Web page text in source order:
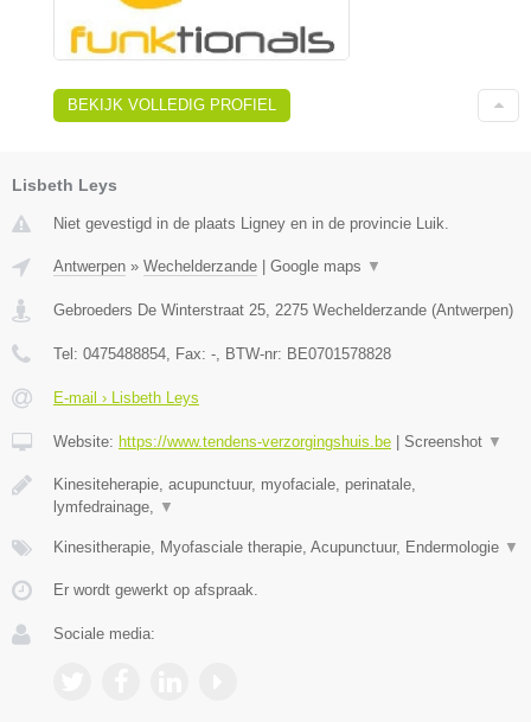
BEKIJK VOLLEDIG PROFIEL
Lisbeth Leys
Niet gevestigd in de plaats Ligney en in de provincie Luik.
Antwerpen » Wechelderzande Google maps ▼
Gebroeders De Winterstraat 25, 2275 Wechelderzande (Antwerpen)
Tel: 0475488854, Fax: -, BTW-nr: BE0701578828
E-mail › Lisbeth Leys
Website: https://www.tendens-verzorgingshuis.be Screenshot ▼
Kinesiteherapie, acupunctuur, myofaciale, perinatale,
lymfedrainage, ▼
Kinesitherapie, Myofasciale therapie, Acupunctuur, Endermologie ▼
Er wordt gewerkt op afspraak.
Sociale media: